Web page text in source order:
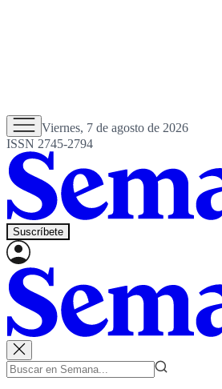
Viernes, 7 de agosto de 2026
ISSN 2745-2794
Suscríbete